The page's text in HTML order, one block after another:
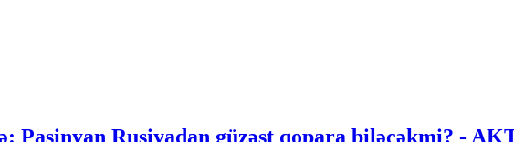
Paşinyan Rusiyadan güzəşt qopara biləcəkmi? -